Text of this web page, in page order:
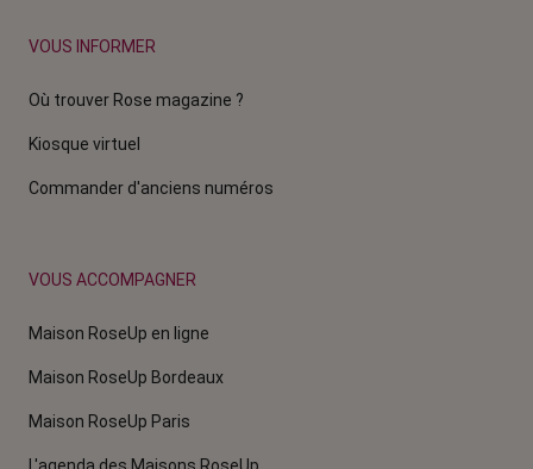
VOUS INFORMER
Où trouver Rose magazine ?
Kiosque virtuel
Commander d'anciens numéros
VOUS ACCOMPAGNER
Maison RoseUp en ligne
Maison RoseUp Bordeaux
Maison RoseUp Paris